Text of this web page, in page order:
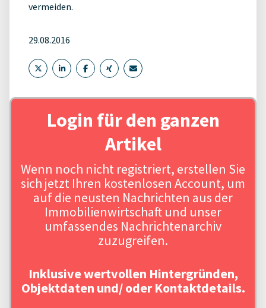
vermeiden.
29.08.2016
Login für den ganzen
Artikel
Wenn noch nicht registriert, erstellen Sie
sich jetzt Ihren kostenlosen Account, um
auf die neusten Nachrichten aus der
Immobilienwirtschaft und unser
umfassendes Nachrichtenarchiv
zuzugreifen.
Inklusive wertvollen Hintergründen,
Objektdaten und/ oder Kontaktdetails.